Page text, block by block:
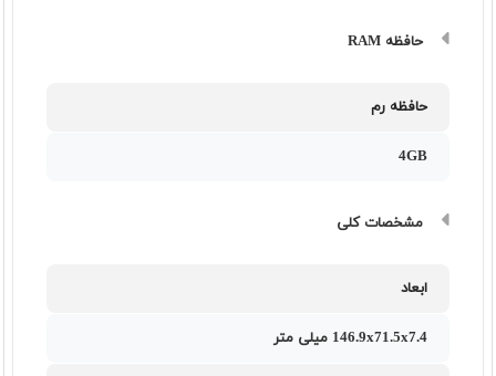
حافظه RAM
حافظه رم
4GB
مشخصات کلی
ابعاد
146.9x71.5x7.4 میلی متر